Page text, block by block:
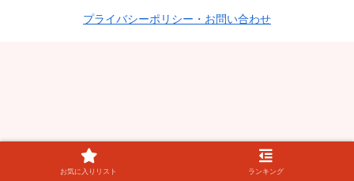
プライバシーポリシー・お問い合わせ
お気に入りリスト ランキング